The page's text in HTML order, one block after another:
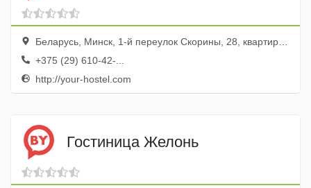
Беларусь, Минск, 1-й переулок Скорины, 28, квартира 7
+375 (29) 610-42-...
http://your-hostel.com
Гостиница Желонь